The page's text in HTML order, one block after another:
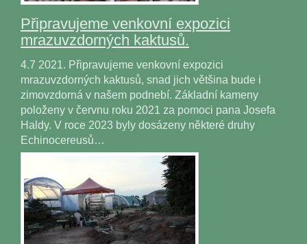
Připravujeme venkovní expozici
mrazuvzdorných kaktusů.
4.7 2021. Připravujeme venkovní expozici
mrazuvzdorných kaktusů, snad jich většina bude i
zimovzdorná v našem podnebí. Základní kameny
položeny v červnu roku 2021 za pomoci pana Josefa
Haldy. V roce 2023 byly dosázeny některé druhy
Echinocereusů…